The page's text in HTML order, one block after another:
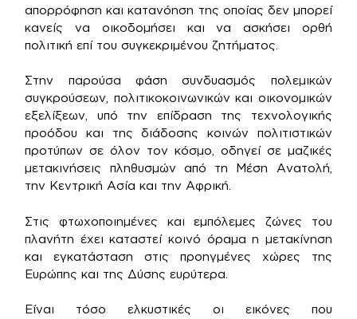
απορρόφηση και κατανόηση της οποίας δεν μπορεί
κανείς να οικοδομήσει και να ασκήσει ορθή
πολιτική επί του συγκεκριμένου ζητήματος.
Στην παρούσα φάση συνδυασμός πολεμικών
συγκρούσεων, πολιτικοκοινωνικών και οικονομικών
εξελίξεων, υπό την επίδραση της τεχνολογικής
προόδου και της διάδοσης κοινών πολιτιστικών
προτύπων σε όλον τον κόσμο, οδηγεί σε μαζικές
μετακινήσεις πληθυσμών από τη Μέση Ανατολή,
την Κεντρική Ασία και την Αφρική.
Στις φτωχοποιημένες και εμπόλεμες ζώνες του
πλανήτη έχει καταστεί κοινό όραμα η μετακίνηση
και εγκατάσταση στις προηγμένες χώρες της
Ευρώπης και της Δύσης ευρύτερα.
Είναι τόσο ελκυστικές οι εικόνες που